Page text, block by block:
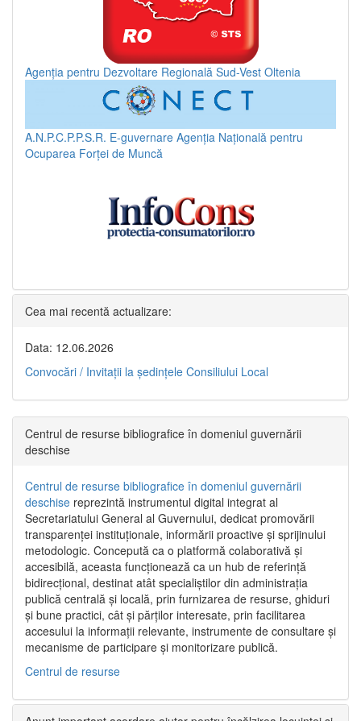
Agenția pentru Dezvoltare Regională Sud-Vest Oltenia
A.N.P.C.P.P.S.R. E-guvernare Agenția Națională pentru
Ocuparea Forței de Muncă
Cea mai recentă actualizare:
Data: 12.06.2026
Convocări / Invitaţii la şedinţele Consiliului Local
Centrul de resurse bibliografice în domeniul guvernării
deschise
Centrul de resurse bibliografice în domeniul guvernării
deschise reprezintă instrumentul digital integrat al
Secretariatului General al Guvernului, dedicat promovării
transparenței instituționale, informării proactive și sprijinului
metodologic. Concepută ca o platformă colaborativă și
accesibilă, aceasta funcționează ca un hub de referință
bidirecțional, destinat atât specialiștilor din administrația
publică centrală și locală, prin furnizarea de resurse, ghiduri
și bune practici, cât și părților interesate, prin facilitarea
accesului la informații relevante, instrumente de consultare și
mecanisme de participare și monitorizare publică.
Centrul de resurse